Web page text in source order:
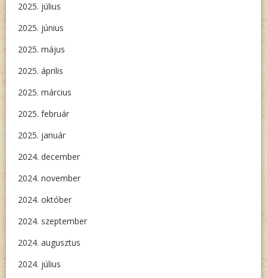
2025. július
2025. június
2025. május
2025. április
2025. március
2025. február
2025. január
2024. december
2024. november
2024. október
2024. szeptember
2024. augusztus
2024. július